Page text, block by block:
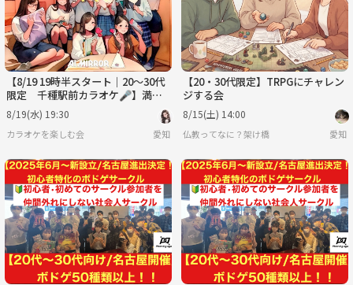
【8/19 19時半スタート｜20〜30代
限定 千種駅前カラオケ🎤】満席
続出！カラオケで盛り上がろう！
8/19(水) 19:30
カラオケを楽しむ会 愛知
【20・30代限定】TRPGにチャレン
ジする会
8/15(土) 14:00
仏教ってなに？架け橋 愛知